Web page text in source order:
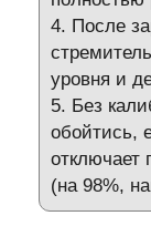
4. После
уровня и
5. Без
обойтись,
отключает
(на 98%,